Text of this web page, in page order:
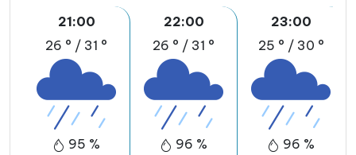
21:00
26 ° / 31 °
95 %
22:00
26 ° / 31 °
96 %
23:00
25 ° / 30 °
96 %